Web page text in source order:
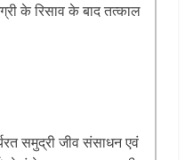
के रिसाव के बाद तत्काल
समुद्री जीव संसाधन एवं